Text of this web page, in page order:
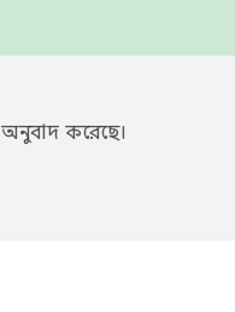
অনুবাদ করেছে।